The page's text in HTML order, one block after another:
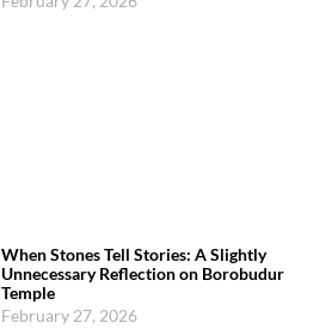
When Stones Tell Stories: A Slightly
Unnecessary Reflection on Borobudur
Temple
February 27, 2026